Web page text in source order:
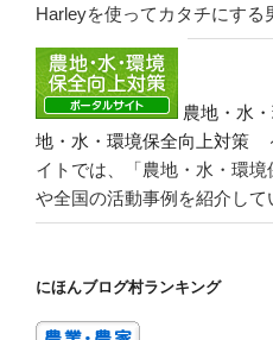
Harleyを使ってカタチにする
農地・水
地・水・環境保全向上対策
イトでは、「農地・水・環
や全国の活動事例を紹介して
にほんブログ村ランキング